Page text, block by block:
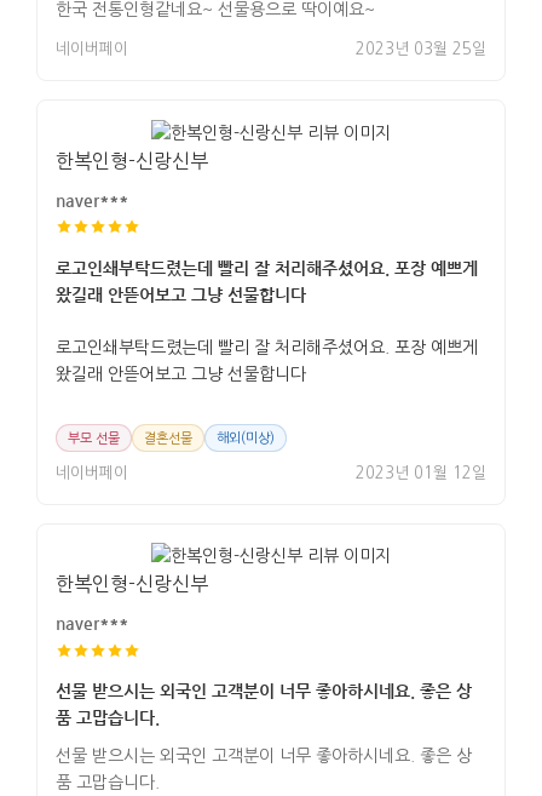
한국 전통인형같네요~ 선물용으로 딱이예요~
네이버페이 2023년 03월 25일
한복인형-신랑신부
naver***
로고인쇄부탁드렸는데 빨리 잘 처리해주셨어요. 포장 예쁘게
왔길래 안뜯어보고 그냥 선물합니다
로고인쇄부탁드렸는데 빨리 잘 처리해주셨어요. 포장 예쁘게
왔길래 안뜯어보고 그냥 선물합니다
부모 선물 결혼선물 해외(미상)
네이버페이 2023년 01월 12일
한복인형-신랑신부
naver***
선물 받으시는 외국인 고객분이 너무 좋아하시네요. 좋은 상
품 고맙습니다.
선물 받으시는 외국인 고객분이 너무 좋아하시네요. 좋은 상
품 고맙습니다.